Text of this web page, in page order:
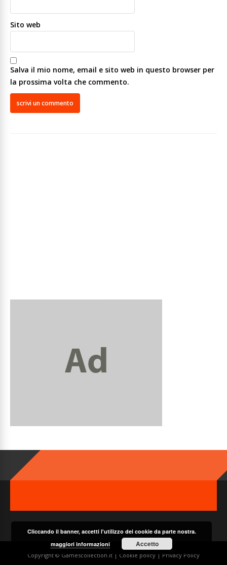
Sito web
Salva il mio nome, email e sito web in questo browser per
la prossima volta che commento.
Copyright © Gamescollection.it | Cookie policy | Privacy Policy
Cliccando il banner, accetti l'utilizzo dei cookie da parte nostra.
maggiori informazioni
Accetto